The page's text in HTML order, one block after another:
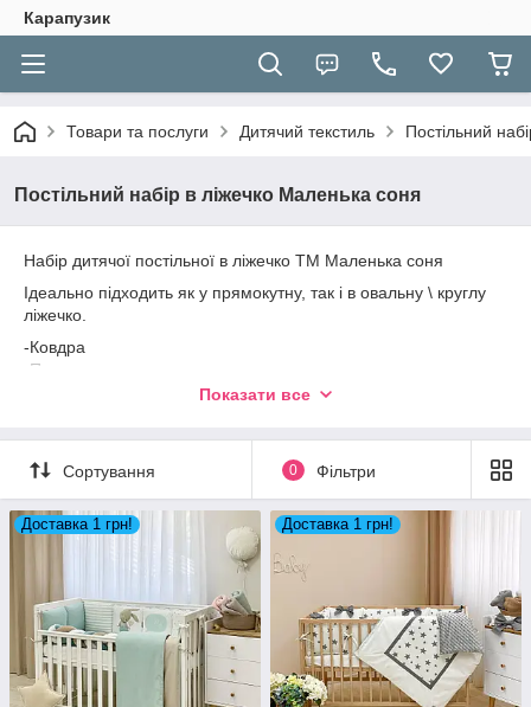
Карапузик
Товари та послуги Дитячий текстиль Постільний
Постільний набір в ліжечко Маленька соня
Набір дитячої постільної в ліжечко ТМ Маленька соня
Ідеально підходить як у прямокутну, так і в овальну \ круглу
ліжечко.
-Ковдра
-Подушка
-Полодеяльник -Наволочка
-Бортики 12 подушечок
-Кишеня
-Балдахін-Бантик
Тримач для балдахіна 150 грн
Наповнювач: холофайбер , силіконізований синтепон
Тканина : Польський \ Турецький бавовна \ Сатин \ Атлас
100%
Показати все
Сортування 0 Фільтри
Доставка 1 грн! Доставка 1 грн!